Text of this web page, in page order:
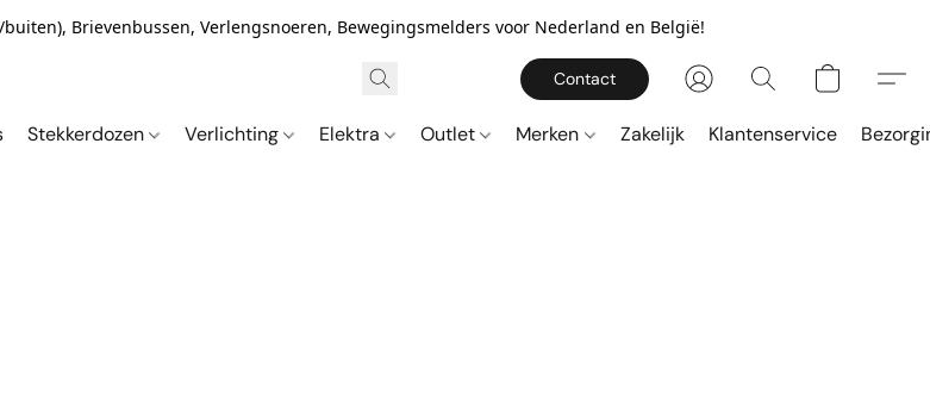
Brievenbussen, Verlengsnoeren, Bewegingsmelders voor Nederland en België!
Contact
Stekkerdozen Verlichting Elektra Outlet Merken Zakelijk Klantenservice